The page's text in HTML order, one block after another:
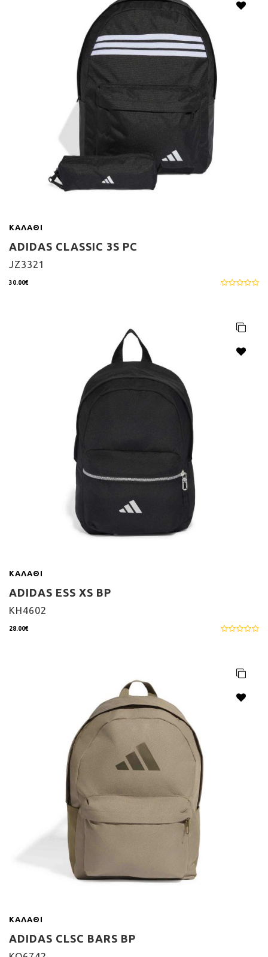
ΚΑΛΆΘΙ
ADIDAS CLASSIC 3S PC
JZ3321
30.00€
ΚΑΛΆΘΙ
ADIDAS ESS XS BP
KH4602
28.00€
ΚΑΛΆΘΙ
ADIDAS CLSC BARS BP